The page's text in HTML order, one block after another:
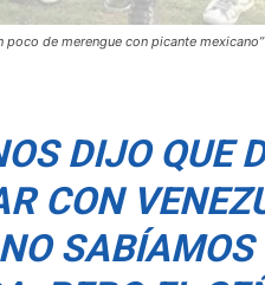
de merengue con picante mexicano”
DIJO QUE
CON